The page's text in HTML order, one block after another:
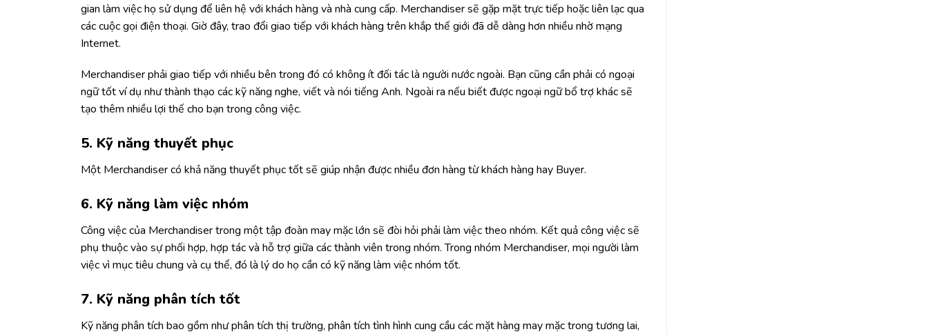
gian làm việc họ sử dụng để liên hệ với khách hàng và nhà cung cấp. Merchandiser sẽ gặp mặt trực tiếp hoặc liên lạc qua
các cuộc gọi điện thoại. Giờ đây, trao đổi giao tiếp với khách hàng trên khắp thế giới đã dễ dàng hơn nhiều nhờ mạng
Internet.
Merchandiser phải giao tiếp với nhiều bên trong đó có không ít đối tác là người nước ngoài. Bạn cũng cần phải có ngoại
ngữ tốt ví dụ như thành thạo các kỹ năng nghe, viết và nói tiếng Anh. Ngoài ra nếu biết được ngoại ngữ bổ trợ khác sẽ
tạo thêm nhiều lợi thế cho bạn trong công việc.
5. Kỹ năng thuyết phục
Một Merchandiser có khả năng thuyết phục tốt sẽ giúp nhận được nhiều đơn hàng từ khách hàng hay Buyer.
6. Kỹ năng làm việc nhóm
Công việc của Merchandiser trong một tập đoàn may mặc lớn sẽ đòi hỏi phải làm việc theo nhóm. Kết quả công việc sẽ
phụ thuộc vào sự phối hợp, hợp tác và hỗ trợ giữa các thành viên trong nhóm. Trong nhóm Merchandiser, mọi người làm
việc vì mục tiêu chung và cụ thể, đó là lý do họ cần có kỹ năng làm việc nhóm tốt.
7. Kỹ năng phân tích tốt
Kỹ năng phân tích bao gồm như phân tích thị trường, phân tích tình hình cung cầu các mặt hàng may mặc trong tương lai,